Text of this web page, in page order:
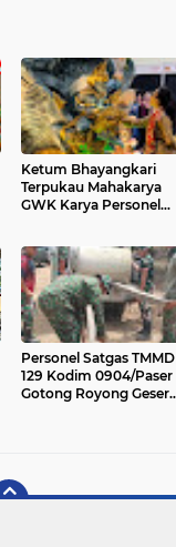
Ketum Bhayangkari
Terpukau Mahakarya
GWK Karya Personel
Personel Satgas TMMD
129 Kodim 0904/Paser
Gotong Royong Geser